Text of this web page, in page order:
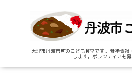
天理市丹波市町のこども食堂です。開催情報
します。ボランティアも募